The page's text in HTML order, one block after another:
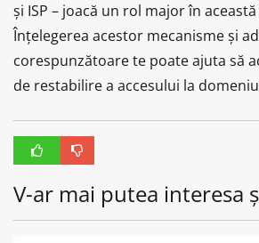
și ISP – joacă un rol major în
Înțelegerea acestor mecanisme și
corespunzătoare te poate ajuta să
de restabilire a accesului la
V-ar mai putea interesa